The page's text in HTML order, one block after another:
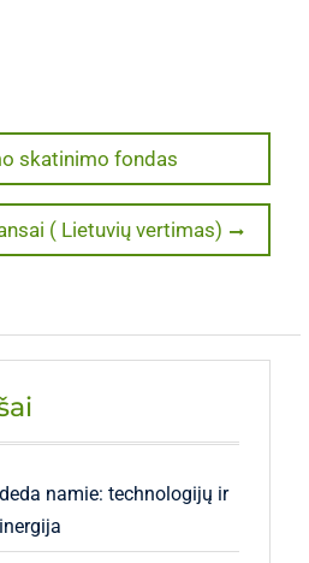
skatinimo fondas
( Lietuvių vertimas)
namie: technologijų ir